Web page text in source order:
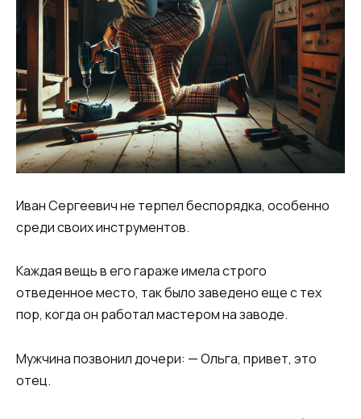
Иван Сергеевич не терпел беспорядка, особенно
среди своих инструментов.
Каждая вещь в его гараже имела строго
отведенное место, так было заведено еще с тех
пор, когда он работал мастером на заводе.
Мужчина позвонил дочери: — Ольга, привет, это
отец.